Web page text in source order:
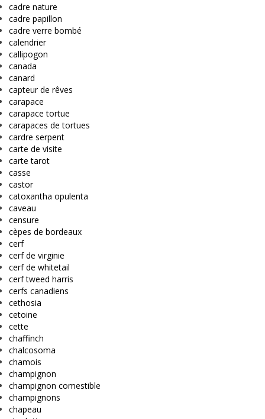
cadre nature
cadre papillon
cadre verre bombé
calendrier
callipogon
canada
canard
capteur de rêves
carapace
carapace tortue
carapaces de tortues
cardre serpent
carte de visite
carte tarot
casse
castor
catoxantha opulenta
caveau
censure
cèpes de bordeaux
cerf
cerf de virginie
cerf de whitetail
cerf tweed harris
cerfs canadiens
cethosia
cetoine
cette
chaffinch
chalcosoma
chamois
champignon
champignon comestible
champignons
chapeau